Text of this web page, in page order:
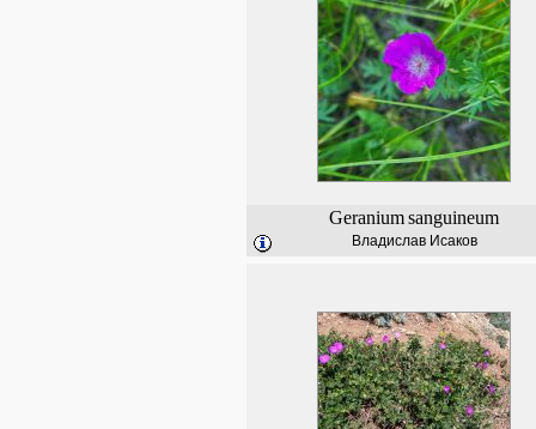
Geraniumsanguineum
Владислав Исаков